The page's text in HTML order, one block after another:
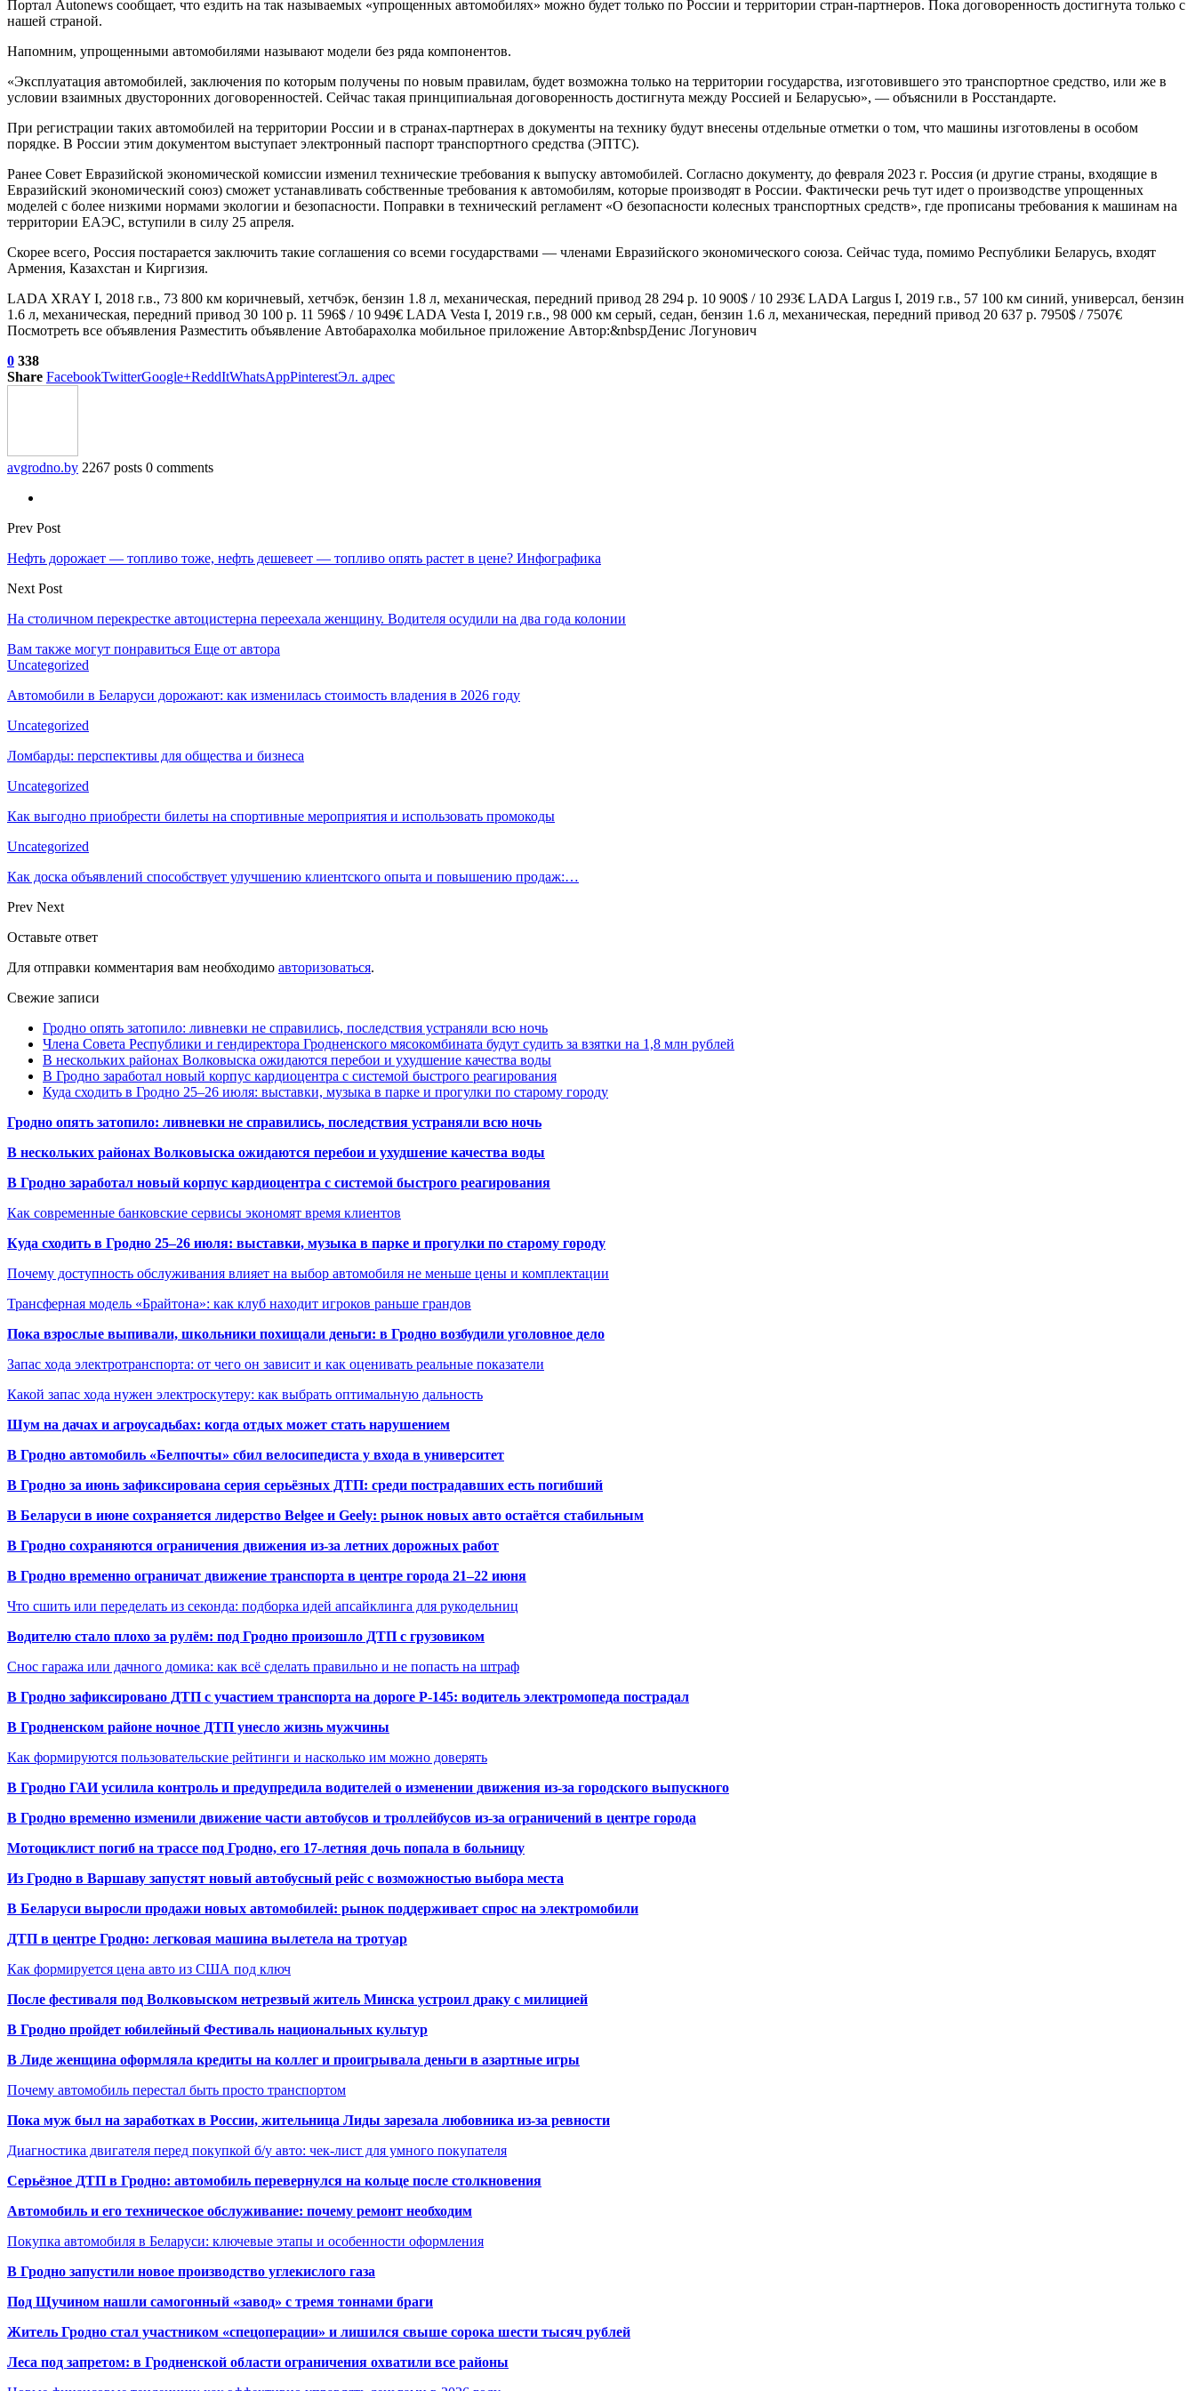
Портал Autonews сообщает, что ездить на так называемых «упрощенных автомобилях» можно будет только по России и территории стран-партнеров. Пока договоренность достигнута только с
нашей страной.
Напомним, упрощенными автомобилями называют модели без ряда компонентов.
«Эксплуатация автомобилей, заключения по которым получены по новым правилам, будет возможна только на территории государства, изготовившего это транспортное средство, или же в
условии взаимных двусторонних договоренностей. Сейчас такая принципиальная договоренность достигнута между Россией и Беларусью», — объяснили в Росстандарте.
При регистрации таких автомобилей на территории России и в странах-партнерах в документы на технику будут внесены отдельные отметки о том, что машины изготовлены в особом
порядке. В России этим документом выступает электронный паспорт транспортного средства (ЭПТС).
Ранее Совет Евразийской экономической комиссии изменил технические требования к выпуску автомобилей. Согласно документу, до февраля 2023 г. Россия (и другие страны, входящие в
Евразийский экономический союз) сможет устанавливать собственные требования к автомобилям, которые производят в России. Фактически речь тут идет о производстве упрощенных
моделей с более низкими нормами экологии и безопасности. Поправки в технический регламент «О безопасности колесных транспортных средств», где прописаны требования к машинам на
территории ЕАЭС, вступили в силу 25 апреля.
Скорее всего, Россия постарается заключить такие соглашения со всеми государствами — членами Евразийского экономического союза. Сейчас туда, помимо Республики Беларусь, входят
Армения, Казахстан и Киргизия.
LADA XRAY I, 2018 г.в., 73 800 км коричневый, хетчбэк, бензин 1.8 л, механическая, передний привод 28 294 р. 10 900$ / 10 293€ LADA Largus I, 2019 г.в., 57 100 км синий, универсал, бензин
1.6 л, механическая, передний привод 30 100 р. 11 596$ / 10 949€ LADA Vesta I, 2019 г.в., 98 000 км серый, седан, бензин 1.6 л, механическая, передний привод 20 637 р. 7950$ / 7507€
Посмотреть все объявления Разместить объявление Автобарахолка мобильное приложение Автор:&nbspДенис Логунович
0 338
Share FacebookTwitterGoogle+ReddItWhatsAppPinterestЭл. адрес
avgrodno.by 2267 posts 0 comments
Prev Post
Нефть дорожает — топливо тоже, нефть дешевеет — топливо опять растет в цене? Инфографика
Next Post
На столичном перекрестке автоцистерна переехала женщину. Водителя осудили на два года колонии
Вам также могут понравиться Еще от автора
Uncategorized
Автомобили в Беларуси дорожают: как изменилась стоимость владения в 2026 году
Uncategorized
Ломбарды: перспективы для общества и бизнеса
Uncategorized
Как выгодно приобрести билеты на спортивные мероприятия и использовать промокоды
Uncategorized
Как доска объявлений способствует улучшению клиентского опыта и повышению продаж:…
Prev Next
Оставьте ответ
Для отправки комментария вам необходимо авторизоваться.
Свежие записи
Гродно опять затопило: ливневки не справились, последствия устраняли всю ночь
Члена Совета Республики и гендиректора Гродненского мясокомбината будут судить за взятки на 1,8 млн рублей
В нескольких районах Волковыска ожидаются перебои и ухудшение качества воды
В Гродно заработал новый корпус кардиоцентра с системой быстрого реагирования
Куда сходить в Гродно 25–26 июля: выставки, музыка в парке и прогулки по старому городу
Гродно опять затопило: ливневки не справились, последствия устраняли всю ночь
В нескольких районах Волковыска ожидаются перебои и ухудшение качества воды
В Гродно заработал новый корпус кардиоцентра с системой быстрого реагирования
Как современные банковские сервисы экономят время клиентов
Куда сходить в Гродно 25–26 июля: выставки, музыка в парке и прогулки по старому городу
Почему доступность обслуживания влияет на выбор автомобиля не меньше цены и комплектации
Трансферная модель «Брайтона»: как клуб находит игроков раньше грандов
Пока взрослые выпивали, школьники похищали деньги: в Гродно возбудили уголовное дело
Запас хода электротранспорта: от чего он зависит и как оценивать реальные показатели
Какой запас хода нужен электроскутеру: как выбрать оптимальную дальность
Шум на дачах и агроусадьбах: когда отдых может стать нарушением
В Гродно автомобиль «Белпочты» сбил велосипедиста у входа в университет
В Гродно за июнь зафиксирована серия серьёзных ДТП: среди пострадавших есть погибший
В Беларуси в июне сохраняется лидерство Belgee и Geely: рынок новых авто остаётся стабильным
В Гродно сохраняются ограничения движения из-за летних дорожных работ
В Гродно временно ограничат движение транспорта в центре города 21–22 июня
Что сшить или переделать из секонда: подборка идей апсайклинга для рукодельниц
Водителю стало плохо за рулём: под Гродно произошло ДТП с грузовиком
Снос гаража или дачного домика: как всё сделать правильно и не попасть на штраф
В Гродно зафиксировано ДТП с участием транспорта на дороге Р-145: водитель электромопеда пострадал
В Гродненском районе ночное ДТП унесло жизнь мужчины
Как формируются пользовательские рейтинги и насколько им можно доверять
В Гродно ГАИ усилила контроль и предупредила водителей о изменении движения из-за городского выпускного
В Гродно временно изменили движение части автобусов и троллейбусов из-за ограничений в центре города
Мотоциклист погиб на трассе под Гродно, его 17-летняя дочь попала в больницу
Из Гродно в Варшаву запустят новый автобусный рейс с возможностью выбора места
В Беларуси выросли продажи новых автомобилей: рынок поддерживает спрос на электромобили
ДТП в центре Гродно: легковая машина вылетела на тротуар
Как формируется цена авто из США под ключ
После фестиваля под Волковыском нетрезвый житель Минска устроил драку с милицией
В Гродно пройдет юбилейный Фестиваль национальных культур
В Лиде женщина оформляла кредиты на коллег и проигрывала деньги в азартные игры
Почему автомобиль перестал быть просто транспортом
Пока муж был на заработках в России, жительница Лиды зарезала любовника из-за ревности
Диагностика двигателя перед покупкой б/у авто: чек-лист для умного покупателя
Серьёзное ДТП в Гродно: автомобиль перевернулся на кольце после столкновения
Автомобиль и его техническое обслуживание: почему ремонт необходим
Покупка автомобиля в Беларуси: ключевые этапы и особенности оформления
В Гродно запустили новое производство углекислого газа
Под Щучином нашли самогонный «завод» с тремя тоннами браги
Житель Гродно стал участником «спецоперации» и лишился свыше сорока шести тысяч рублей
Леса под запретом: в Гродненской области ограничения охватили все районы